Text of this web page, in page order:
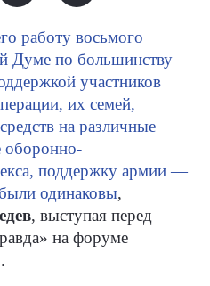
работу восьмого
Думе по большинству
участников
их семей,
на различные
оборонно-
поддержку армии —
одинаковы,
, выступая перед
на форуме